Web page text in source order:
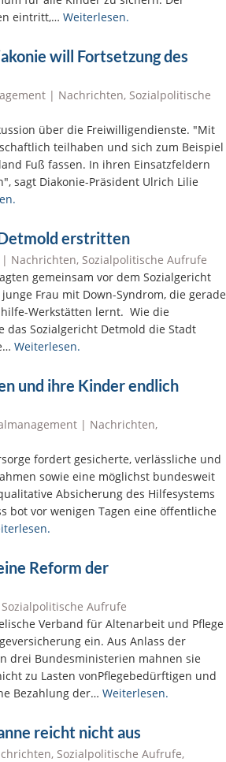
eintritt,… Weiterlesen.
will Fortsetzung des
| Nachrichten, Sozialpolitische
über die Freiwilligendienste. "Mit
teilhaben und sich zum Beispiel
Fuß fassen. In ihren Einsatzfeldern
sagt Diakonie-Präsident Ulrich Lilie
erstritten
| Nachrichten, Sozialpolitische Aufrufe
gemeinsam vor dem Sozialgericht
Frau mit Down-Syndrom, die gerade
Werkstätten lernt. Wie die
Sozialgericht Detmold die Stadt
Weiterlesen.
und ihre Kinder endlich
| Nachrichten,
fordert gesicherte, verlässliche und
sowie eine möglichst bundesweit
Absicherung des Hilfesystems
bot vor wenigen Tagen eine öffentliche
Reform der
Sozialpolitische Aufrufe
Verband für Altenarbeit und Pflege
ein. Aus Anlass der
drei Bundesministerien mahnen sie
zu Lasten vonPflegebedürftigen und
Bezahlung der… Weiterlesen.
reicht nicht aus
, Sozialpolitische Aufrufe,